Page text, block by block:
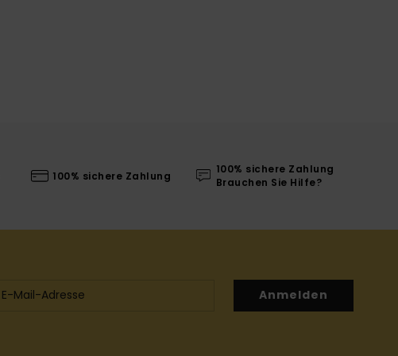
100% sichere Zahlung
100% sichere Zahlung
Brauchen Sie Hilfe?
Anmelden